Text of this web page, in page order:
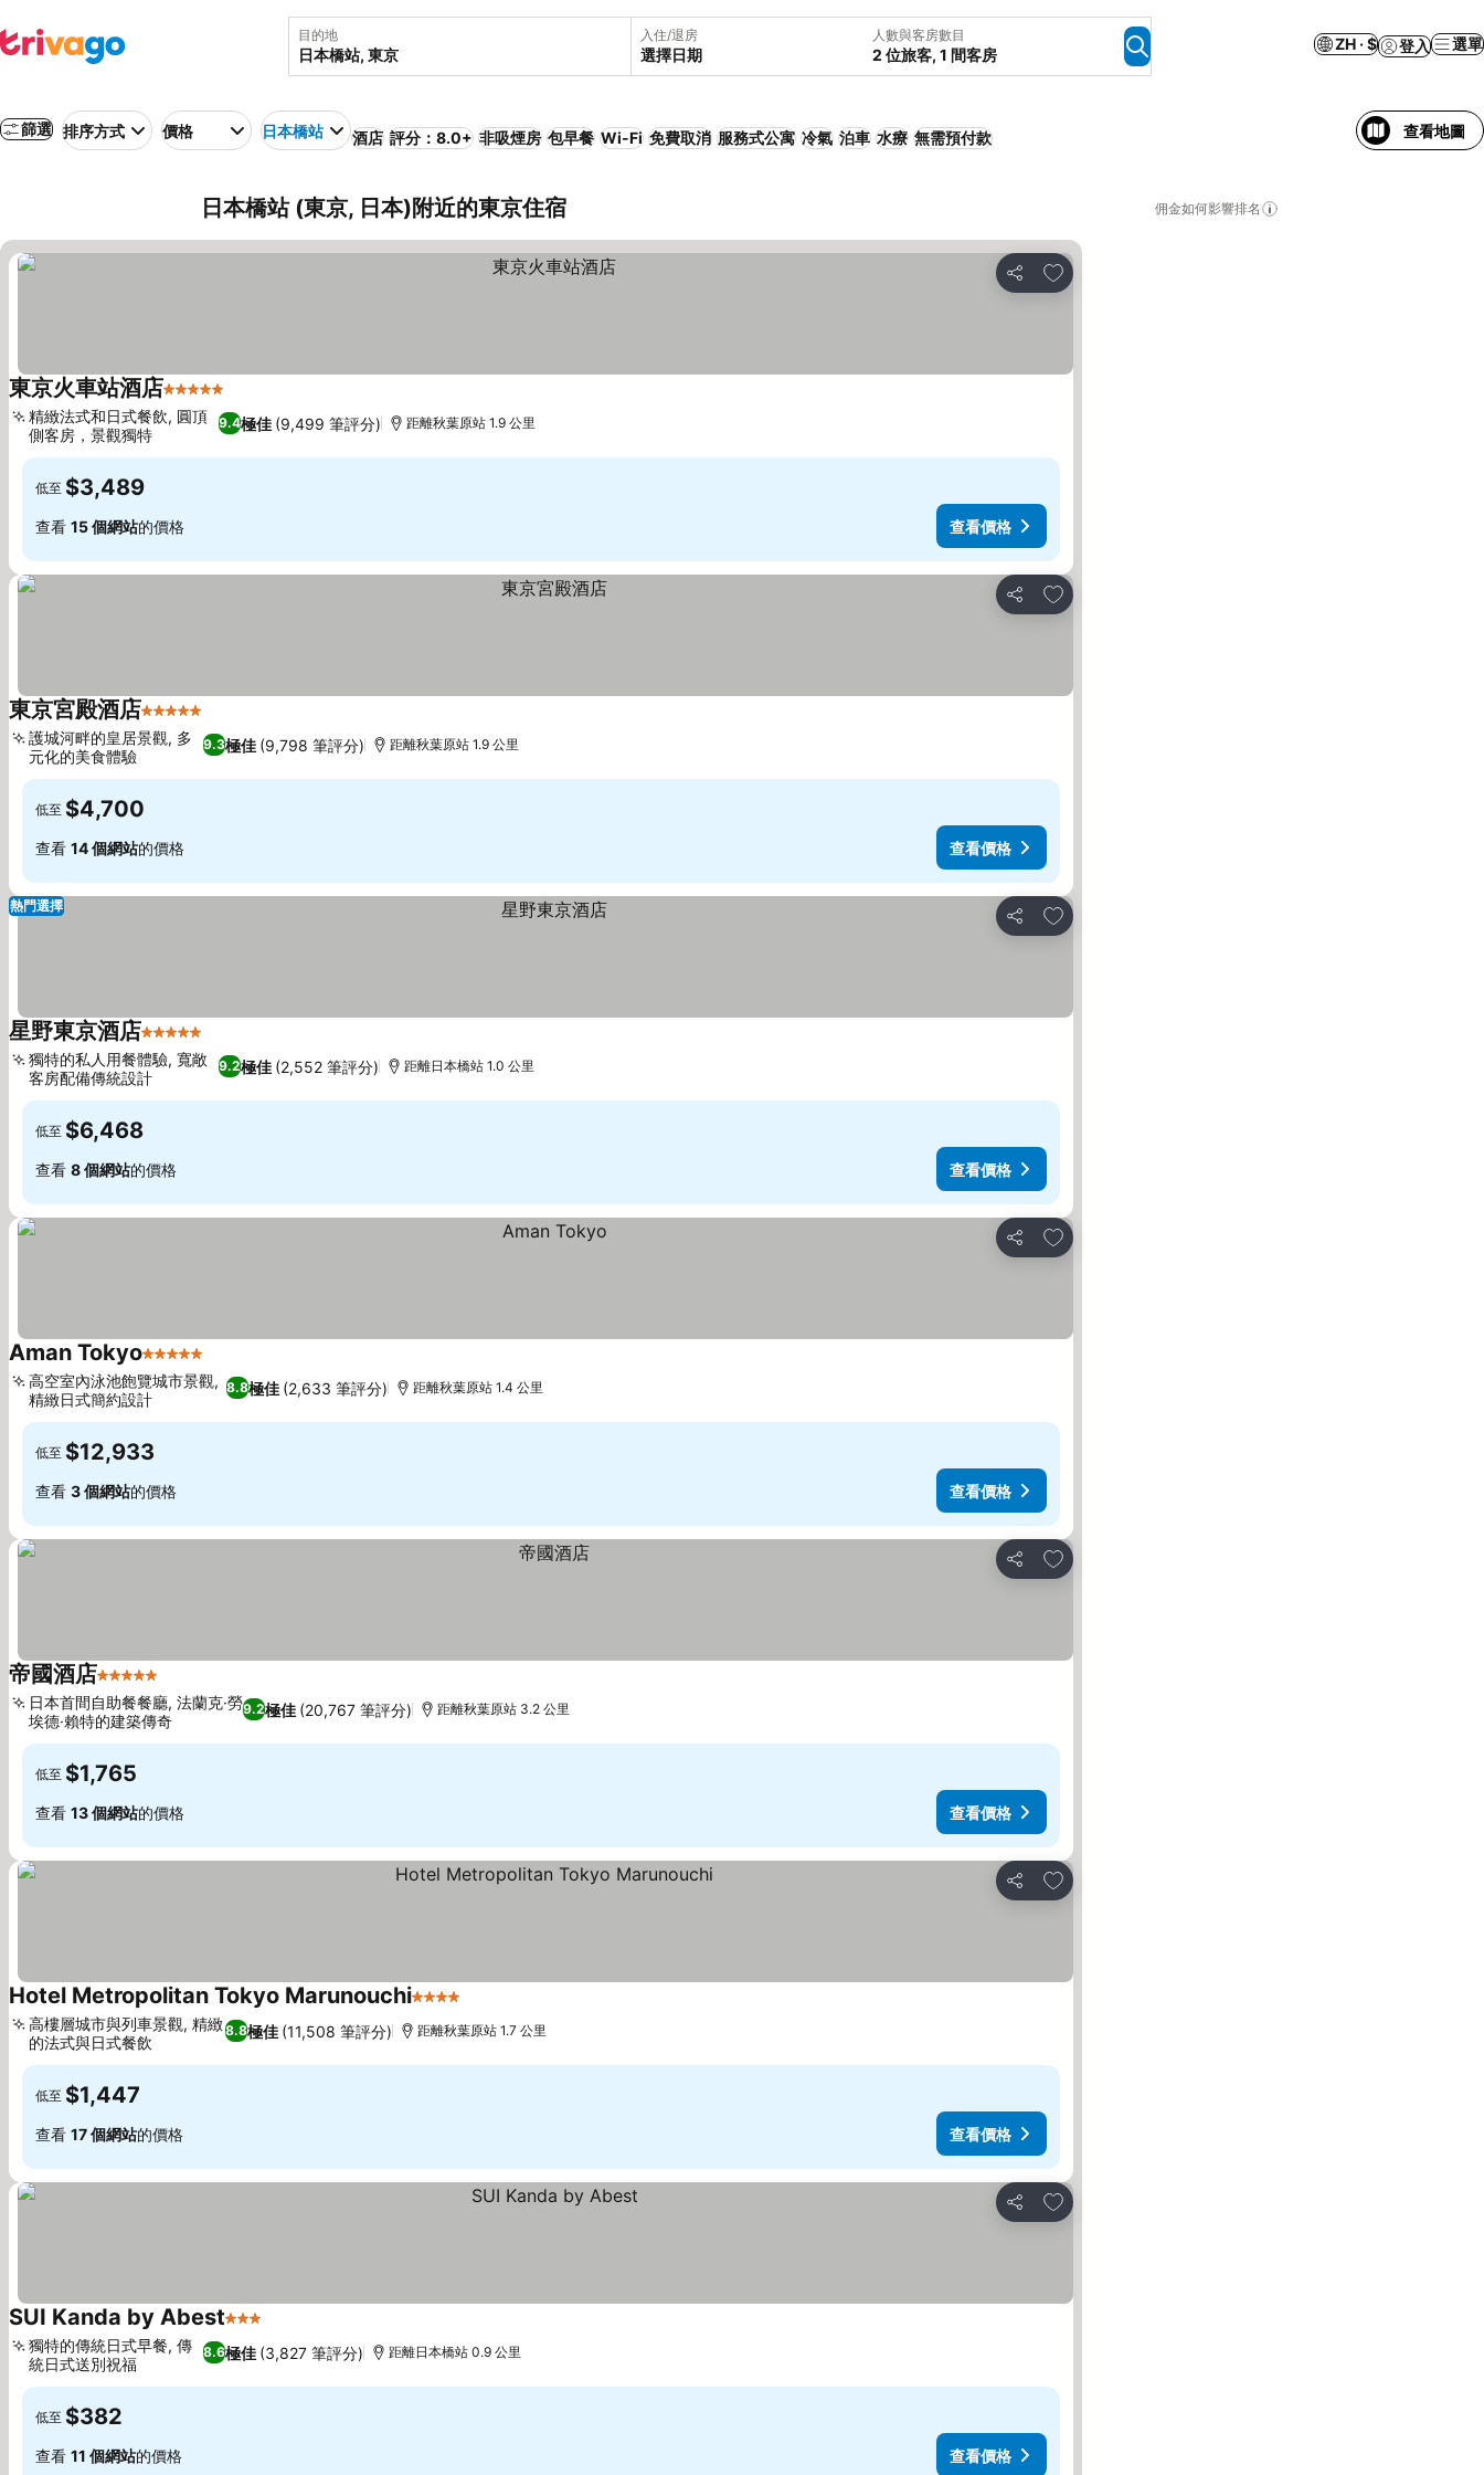
目的地 入住/退房
選擇日期
人數與客房數目
2 位旅客, 1 間客房
ZH · $ 登入 選單
篩選 排序方式 價格 日本橋站 酒店 評分：8.0+ 非吸煙房 包早餐 Wi-Fi 免費取消 服務式公寓 冷氣 泊車 水療 無需預付款 查看地圖
日本橋站 (東京, 日本)附近的東京住宿 佣金如何影響排名
分享
放到收藏夾
東京火車站酒店5 星級
9.4極佳 (9,499 筆評分)
精緻法式和日式餐飲, 圓頂
側客房，景觀獨特
距離秋葉原站 1.9 公里
低至 $3,489
查看 15 個網站的價格 查看價格
分享
放到收藏夾
東京宮殿酒店5 星級
9.3極佳 (9,798 筆評分)
護城河畔的皇居景觀, 多
元化的美食體驗
距離秋葉原站 1.9 公里
低至 $4,700
查看 14 個網站的價格 查看價格
分享
放到收藏夾
熱門選擇
星野東京酒店5 星級
9.2極佳 (2,552 筆評分)
獨特的私人用餐體驗, 寬敞
客房配備傳統設計
距離日本橋站 1.0 公里
低至 $6,468
查看 8 個網站的價格 查看價格
分享
放到收藏夾
Aman Tokyo5 星級
8.8極佳 (2,633 筆評分)
高空室內泳池飽覽城市景觀,
精緻日式簡約設計
距離秋葉原站 1.4 公里
低至 $12,933
查看 3 個網站的價格 查看價格
分享
放到收藏夾
帝國酒店5 星級
9.2極佳 (20,767 筆評分)
日本首間自助餐餐廳, 法蘭克·勞
埃德·賴特的建築傳奇
距離秋葉原站 3.2 公里
低至 $1,765
查看 13 個網站的價格 查看價格
分享
放到收藏夾
Hotel Metropolitan Tokyo Marunouchi4 星級
8.8極佳 (11,508 筆評分)
高樓層城市與列車景觀, 精緻
的法式與日式餐飲
距離秋葉原站 1.7 公里
低至 $1,447
查看 17 個網站的價格 查看價格
分享
放到收藏夾
SUI Kanda by Abest3 星級
8.6極佳 (3,827 筆評分)
獨特的傳統日式早餐, 傳
統日式送別祝福
距離日本橋站 0.9 公里
低至 $382
查看 11 個網站的價格 查看價格